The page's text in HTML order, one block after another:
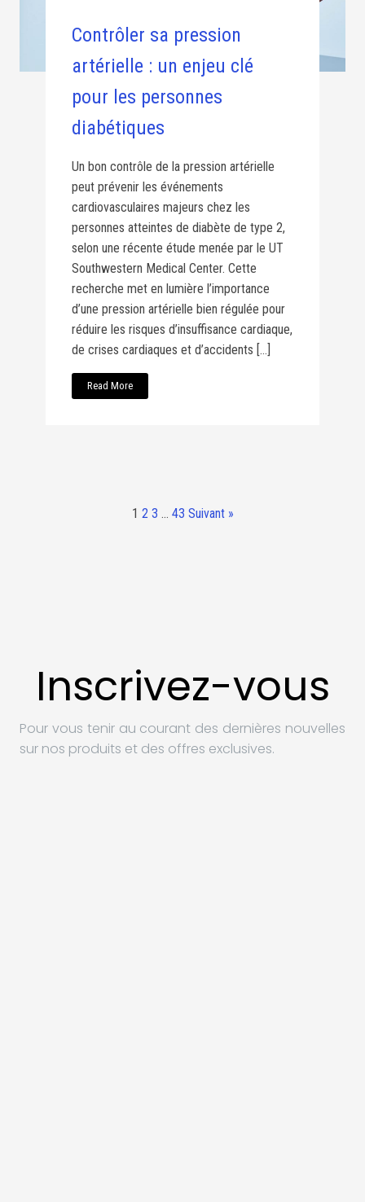
Contrôler sa pression
artérielle : un enjeu clé
pour les personnes
diabétiques
Un bon contrôle de la pression artérielle
peut prévenir les événements
cardiovasculaires majeurs chez les
personnes atteintes de diabète de type 2,
selon une récente étude menée par le UT
Southwestern Medical Center. Cette
recherche met en lumière l’importance
d’une pression artérielle bien régulée pour
réduire les risques d’insuffisance cardiaque,
de crises cardiaques et d’accidents […]
Read More
1 2 3 … 43 Suivant »
Inscrivez-vous
Pour vous tenir au courant des dernières nouvelles
sur nos produits et des offres exclusives.